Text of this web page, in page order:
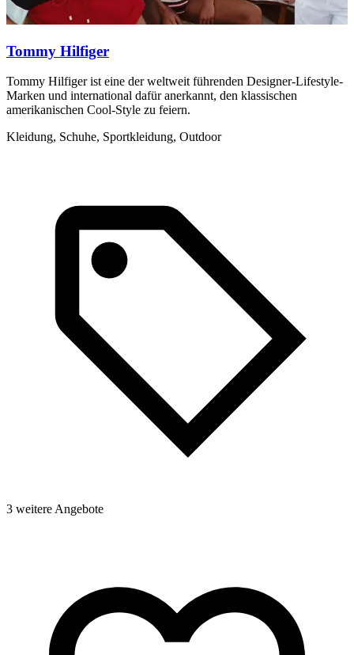
Tommy Hilfiger
Tommy Hilfiger ist eine der weltweit führenden Designer-Lifestyle-
Marken und international dafür anerkannt, den klassischen
amerikanischen Cool-Style zu feiern.
Kleidung, Schuhe, Sportkleidung, Outdoor
3 weitere Angebote